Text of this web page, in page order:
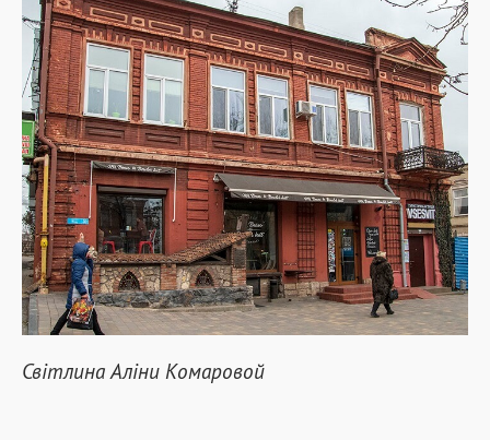
Світлина Аліни Комаровой